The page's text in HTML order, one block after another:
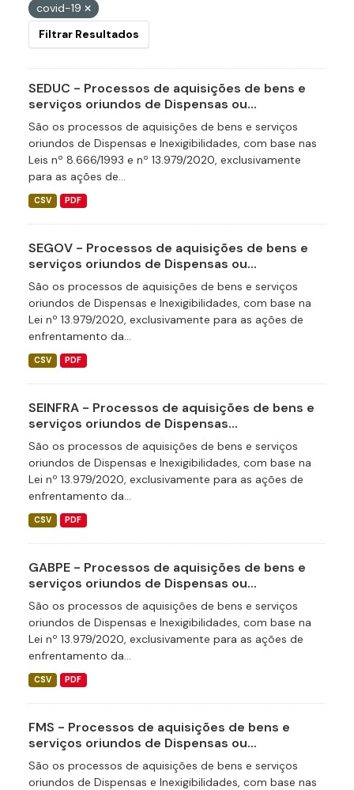
covid-19
Filtrar Resultados
SEDUC - Processos de aquisições de bens e
serviços oriundos de Dispensas ou...
São os processos de aquisições de bens e serviços
oriundos de Dispensas e Inexigibilidades, com base nas
Leis nº 8.666/1993 e nº 13.979/2020, exclusivamente
para as ações de...
CSV PDF
SEGOV - Processos de aquisições de bens e
serviços oriundos de Dispensas ou...
São os processos de aquisições de bens e serviços
oriundos de Dispensas e Inexigibilidades, com base na
Lei nº 13.979/2020, exclusivamente para as ações de
enfrentamento da...
CSV PDF
SEINFRA - Processos de aquisições de bens e
serviços oriundos de Dispensas...
São os processos de aquisições de bens e serviços
oriundos de Dispensas e Inexigibilidades, com base na
Lei nº 13.979/2020, exclusivamente para as ações de
enfrentamento da...
CSV PDF
GABPE - Processos de aquisições de bens e
serviços oriundos de Dispensas ou...
São os processos de aquisições de bens e serviços
oriundos de Dispensas e Inexigibilidades, com base na
Lei nº 13.979/2020, exclusivamente para as ações de
enfrentamento da...
CSV PDF
FMS - Processos de aquisições de bens e
serviços oriundos de Dispensas ou...
São os processos de aquisições de bens e serviços
oriundos de Dispensas e Inexigibilidades, com base nas